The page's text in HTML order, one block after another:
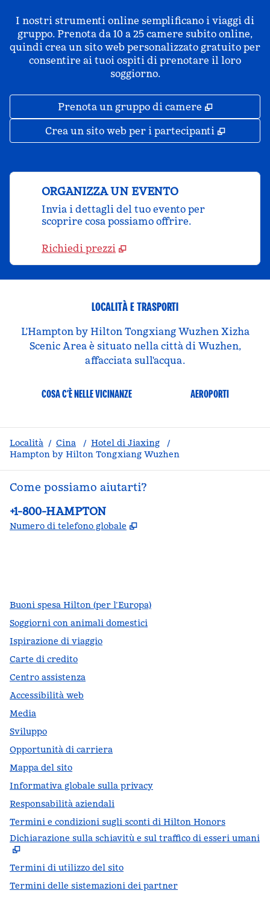
I nostri strumenti online semplificano i viaggi di
gruppo. Prenota da 10 a 25 camere subito online,
quindi crea un sito web personalizzato gratuito per
consentire ai tuoi ospiti di prenotare il loro
soggiorno.
Prenota un gruppo di camere ,
Crea un sito web per i partecipanti ,
ORGANIZZA UN EVENTO
Invia i dettagli del tuo evento per
scoprire cosa possiamo offrire.
Richiedi prezzi
LOCALITÀ E TRASPORTI
L'Hampton by Hilton Tongxiang Wuzhen Xizha
Scenic Area è situato nella città di Wuzhen,
affacciata sull'acqua.
COSA C’È NELLE VICINANZE AEROPORTI
Località / Cina / Hotel di Jiaxing
/
Hampton by Hilton Tongxiang Wuzhen
Come possiamo aiutarti?
Telefono:
+1-800-HAMPTON
Numero di telefono globale ,
Buoni spesa Hilton (per l’Europa)
Soggiorni con animali domestici
Ispirazione di viaggio
Carte di credito
Centro assistenza
Accessibilità web
Media
Sviluppo
Opportunità di carriera
Mappa del sito
Informativa globale sulla privacy
Responsabilità aziendali
Termini e condizioni sugli sconti di Hilton Honors
Dichiarazione sulla schiavitù e sul traffico di esseri umani
Termini di utilizzo del sito
Termini delle sistemazioni dei partner